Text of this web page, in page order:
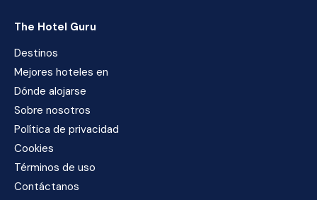
The Hotel Guru
Destinos
Mejores hoteles en
Dónde alojarse
Sobre nosotros
Política de privacidad
Cookies
Términos de uso
Contáctanos